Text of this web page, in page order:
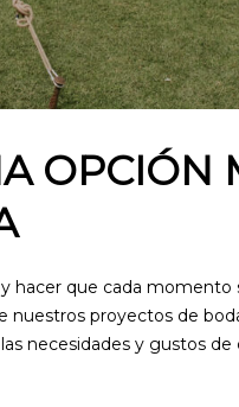
OPCIÓN
que cada momento
nuestros proyectos de
necesidades y gustos de